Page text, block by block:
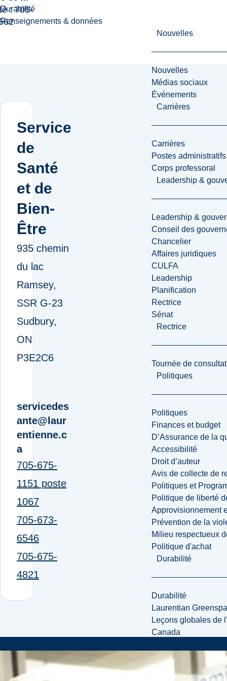
Durabilité
Renseignements & données
Nouvelles
Nouvelles
Médias sociaux
Événements
Carrières
Carrières
Postes
Corps professoral
Leadership &
Leadership &
Conseil des
Chancelier
Affaires juridiques
CULFA
Leadership
Planification
Rectrice
Sénat
Rectrice
Tournée de
Politiques
Politiques
Finances et budget
D’Assurance de la
Accessibilité
Droit d’auteur
Avis de collecte de
Politiques et
Politique de liberté
Approvisionnement
Prévention de la
Milieu respectueux
Politique d'achat
Durabilité
Durabilité
Laurentian
Leçons globales de
Canada
: 705-
Service
de
Santé
et de
Bien-
Être
935 chemin
du lac
Ramsey,
SSR G-23
Sudbury,
ON
P3E2C6
servicedes
ante@laur
entienne.c
a
705-675-
1151 poste
1067
705-673-
6546
705-675-
4821